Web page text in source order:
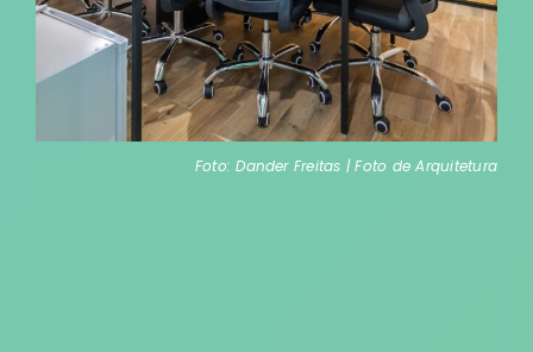
Foto: Dander Freitas | Foto de Arquitetura